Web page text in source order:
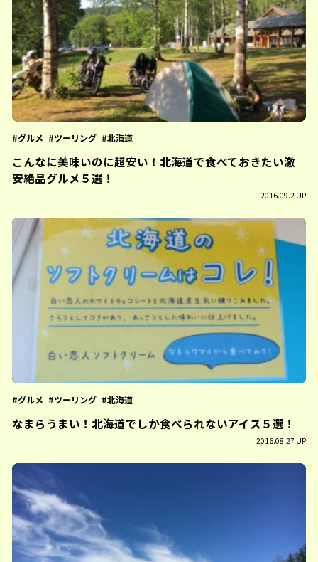
グルメ ツーリング 北海道
こんなに美味いのに超安い！北海道で食べておきたい激
安絶品グルメ５選！
2016.09.2 UP
グルメ ツーリング 北海道
なまらうまい！北海道でしか食べられないアイス５選！
2016.08.27 UP